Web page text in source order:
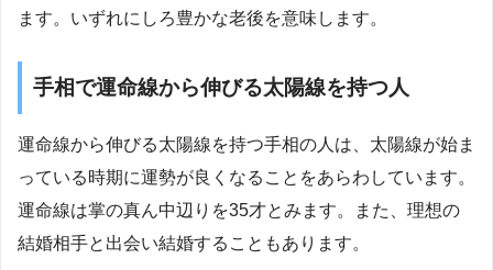
ます。いずれにしろ豊かな老後を意味します。
手相で運命線から伸びる太陽線を持つ人
運命線から伸びる太陽線を持つ手相の人は、太陽線が始ま
っている時期に運勢が良くなることをあらわしています。
運命線は掌の真ん中辺りを35才とみます。また、理想の
結婚相手と出会い結婚することもあります。